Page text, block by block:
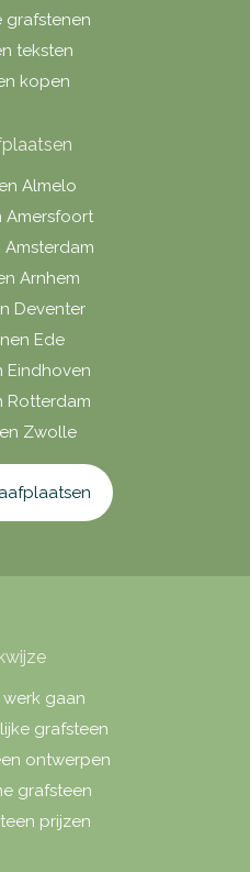
grafstenen
teksten
kopen
Almelo
Amersfoort
Amsterdam
Arnhem
Deventer
Ede
Eindhoven
Rotterdam
Zwolle
werk gaan
grafsteen
ontwerpen
grafsteen
prijzen